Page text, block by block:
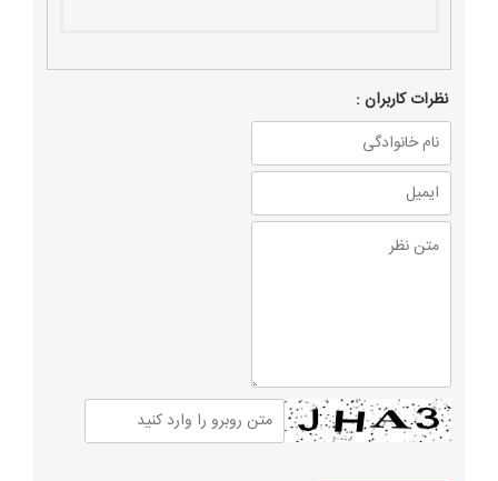
نظرات كاربران :